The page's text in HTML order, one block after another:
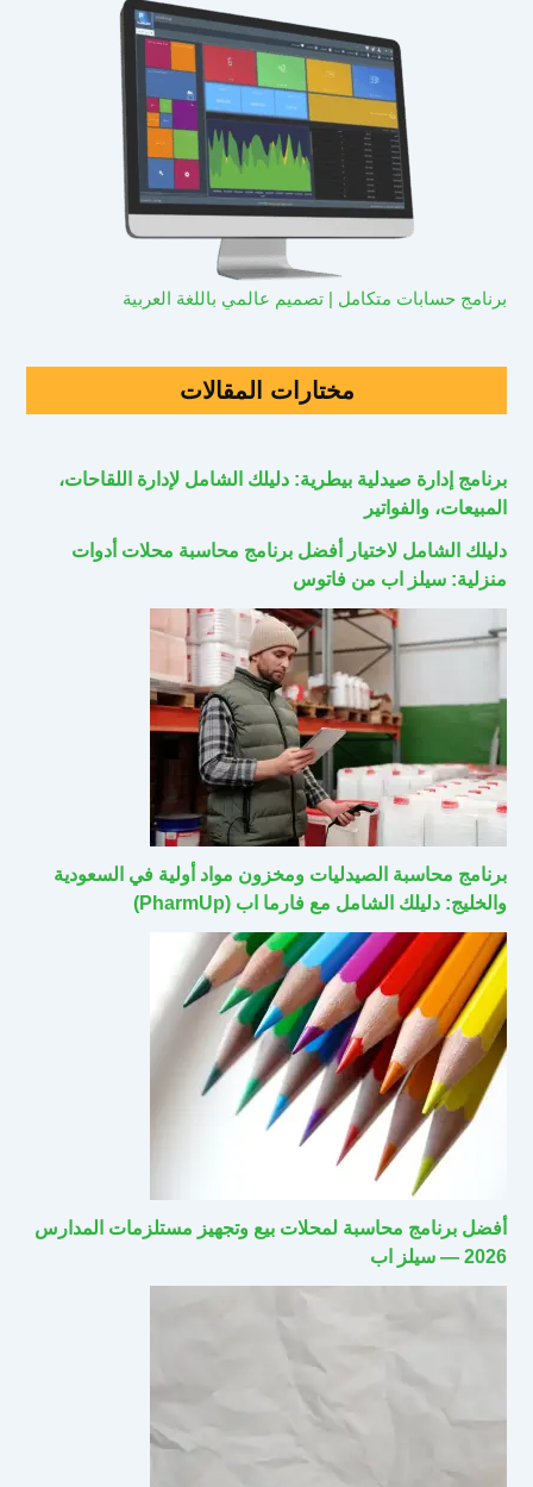
برنامج حسابات متكامل | تصميم عالمي باللغة العربية
مختارات المقالات
برنامج إدارة صيدلية بيطرية: دليلك الشامل لإدارة اللقاحات،
المبيعات، والفواتير
دليلك الشامل لاختيار أفضل برنامج محاسبة محلات أدوات
منزلية: سيلز اب من فاتوس
برنامج محاسبة الصيدليات ومخزون مواد أولية في السعودية
والخليج: دليلك الشامل مع فارما اب (PharmUp)
أفضل برنامج محاسبة لمحلات بيع وتجهيز مستلزمات المدارس
2026 — سيلز اب